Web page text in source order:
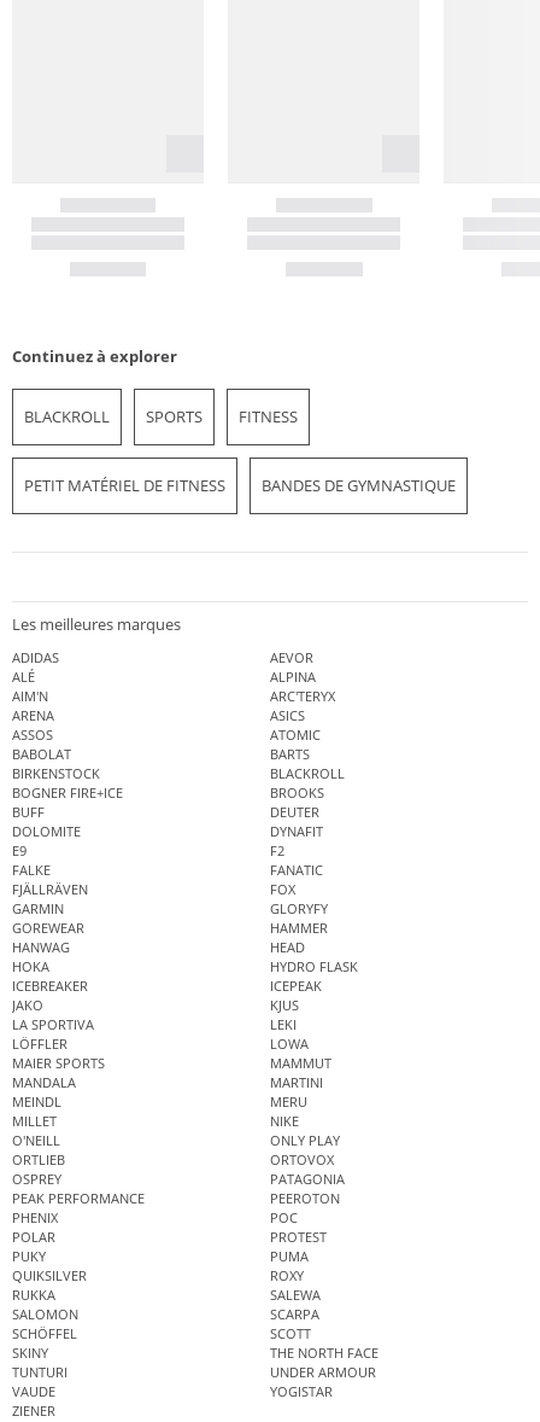
Continuez à explorer
BLACKROLL SPORTS FITNESS
PETIT MATÉRIEL DE FITNESS BANDES DE GYMNASTIQUE
Les meilleures marques
ADIDAS
AEVOR
ALÉ
ALPINA
AIM'N
ARC'TERYX
ARENA
ASICS
ASSOS
ATOMIC
BABOLAT
BARTS
BIRKENSTOCK
BLACKROLL
BOGNER FIRE+ICE
BROOKS
BUFF
DEUTER
DOLOMITE
DYNAFIT
E9
F2
FALKE
FANATIC
FJÄLLRÄVEN
FOX
GARMIN
GLORYFY
GOREWEAR
HAMMER
HANWAG
HEAD
HOKA
HYDRO FLASK
ICEBREAKER
ICEPEAK
JAKO
KJUS
LA SPORTIVA
LEKI
LÖFFLER
LOWA
MAIER SPORTS
MAMMUT
MANDALA
MARTINI
MEINDL
MERU
MILLET
NIKE
O'NEILL
ONLY PLAY
ORTLIEB
ORTOVOX
OSPREY
PATAGONIA
PEAK PERFORMANCE
PEEROTON
PHENIX
POC
POLAR
PROTEST
PUKY
PUMA
QUIKSILVER
ROXY
RUKKA
SALEWA
SALOMON
SCARPA
SCHÖFFEL
SCOTT
SKINY
THE NORTH FACE
TUNTURI
UNDER ARMOUR
VAUDE
YOGISTAR
ZIENER